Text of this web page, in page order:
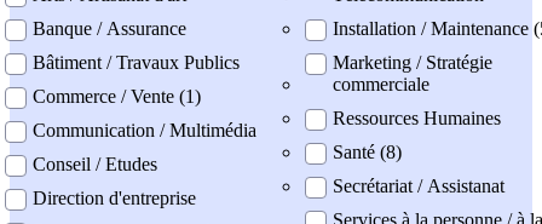
Banque / Assurance
Bâtiment / Travaux Publics
Commerce / Vente (1)
Communication / Multimédia
Conseil / Etudes
Direction d'entreprise
Installation / Maintenance
Marketing / Stratégie
commerciale
Ressources Humaines
Santé (8)
Secrétariat / Assistanat
Services à la personne / à la